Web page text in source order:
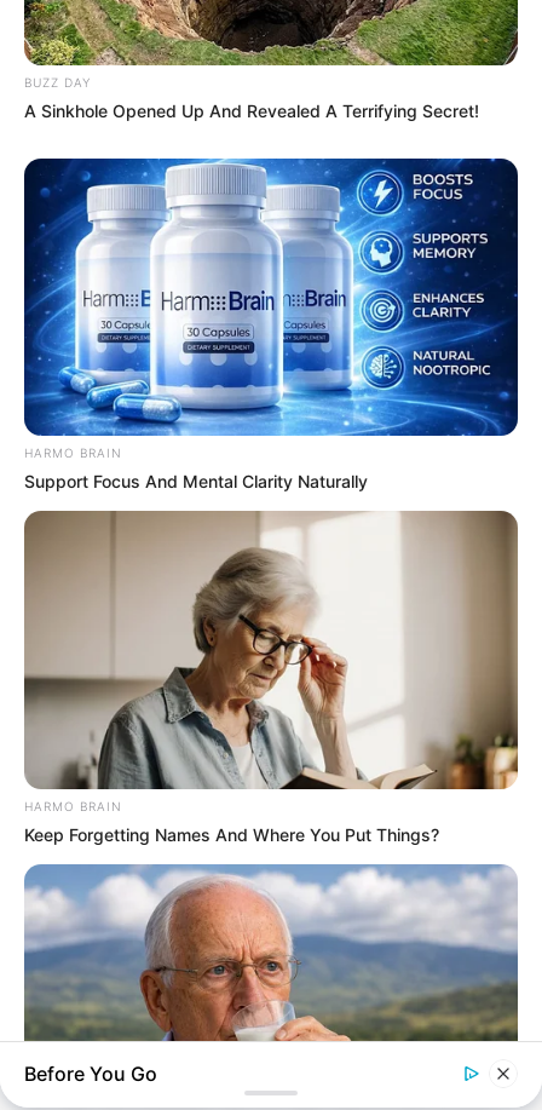
BUZZ DAY
A Sinkhole Opened Up And Revealed A Terrifying Secret!
HARMO BRAIN
Support Focus And Mental Clarity Naturally
HARMO BRAIN
Keep Forgetting Names And Where You Put Things?
Before You Go